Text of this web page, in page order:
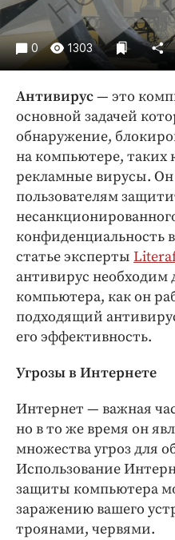
Погода
Праздники
Происшествия
Экономика и бизнес
ПРОЕКТЫ
Блоги
Издания
Медиаперсона
Интересное чтиво
Клиника года
Бренд года
Работодатель
0 1303
Антивирус— это
основной задачей
обнаружение,
на компьютере, таких
рекламные вирусы. Он
пользователям
конфиденциальность
статье эксперты
антивирус необходим
компьютера, как он
подходящий
его эффективность.
Угрозы в Интернете
Интернет — важная
но в то же время он
множества угроз для
Использование
защиты компьютера
заражению вашего
троянами, червями.